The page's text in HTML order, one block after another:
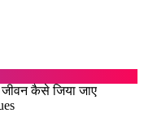
कैसे जिया जाए